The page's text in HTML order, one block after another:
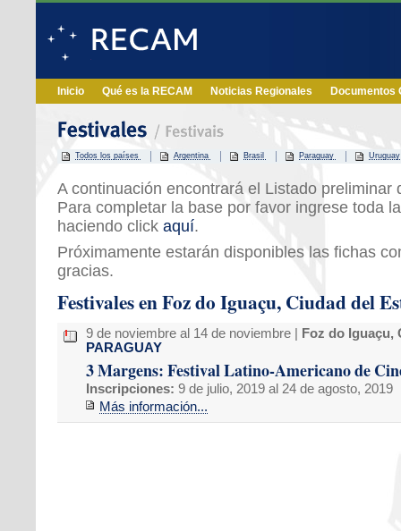
Inicio Qué es la RECAM Noticias Regionales Documentos
Todos los países Argentina Brasil Paraguay Uruguay
A continuación encontrará el Listado preliminar
Para completar la base por favor ingrese toda
haciendo click aquí.
Próximamente estarán disponibles las fichas
gracias.
Festivales en Foz do Iguaçu, Ciudad del
9 de noviembre al 14 de noviembre |
Foz do Iguaçu,
PARAGUAY
3 Margens: Festival Latino-Americano de
Inscripciones: 9 de julio, 2019 al 24 de agosto, 2019
Más información...